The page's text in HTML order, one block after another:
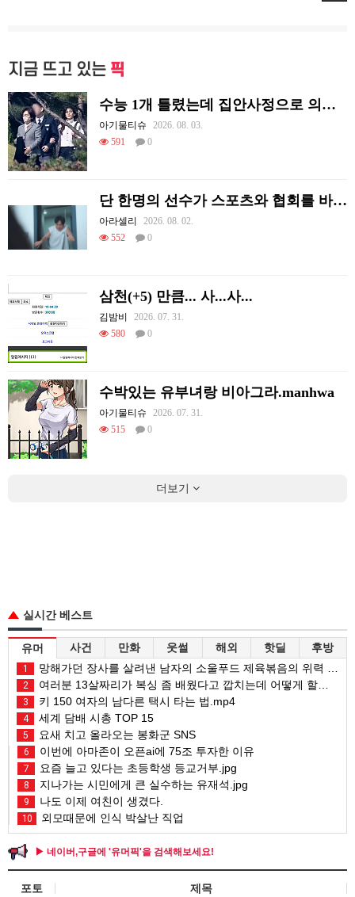
지금 뜨고 있는 픽
수능 1개 틀렸는데 집안사정으로 의대를 못감
아기물티슈
2026. 08. 03.
591
0
단 한명의 선수가 스포츠와 협회를 바꿔 버린 사례.jpg
아라셀리
2026. 08. 02.
552
0
삼천(+5) 만큼... 사...사...
김밤비
2026. 07. 31.
580
0
수박있는 유부녀랑 비아그라.manhwa
아기물티슈
2026. 07. 31.
515
0
더보기
실시간 베스트
유머 사건 만화 웃썰 해외 핫딜 후방
1 망해가던 장사를 살려낸 남자의 소울푸드 제육볶음의 위력 ㅋㅋ
2 여러분 13살짜리가 복싱 좀 배웠다고 깝치는데 어떻게 할까요?
3 키 150 여자의 남다른 택시 타는 법.mp4
4 세계 담배 시총 TOP 15
5 요새 치고 올라오는 봉화군 SNS
6 이번에 아마존이 오픈ai에 75조 투자한 이유
7 요즘 늘고 있다는 초등학생 등교거부.jpg
8 지나가는 시민에게 큰 실수하는 유재석.jpg
9 나도 이제 여친이 생겼다.
10 외모때문에 인식 박살난 직업
▶ 네이버,구글에 '유머픽'을 검색해보세요!
포토 제목